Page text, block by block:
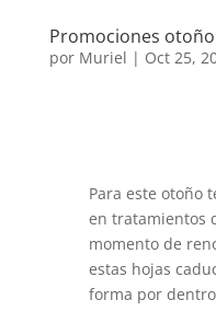
Promociones
por Muriel | Oct 25,
Para este otoño
en tratamientos
momento de
estas hojas
forma por